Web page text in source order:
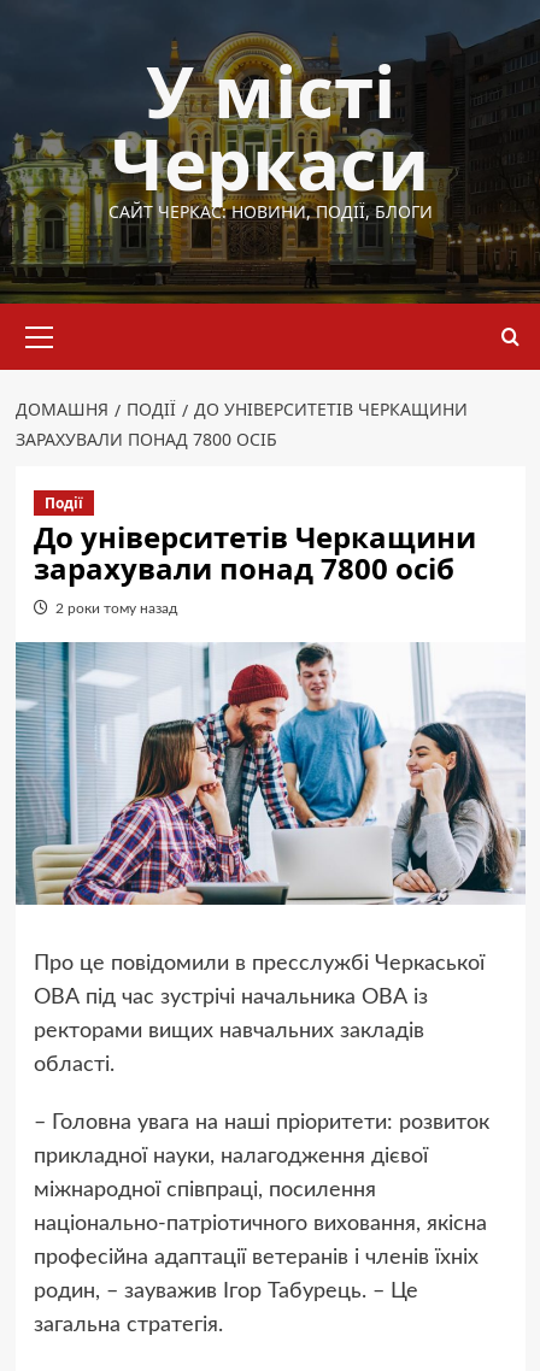
У місті
Черкаси
САЙТ ЧЕРКАС: НОВИНИ, ПОДІЇ, БЛОГИ
меню
ДОМАШНЯ ПОДІЇ
ДО УНІВЕРСИТЕТІВ ЧЕРКАЩИНИ
ЗАРАХУВАЛИ ПОНАД 7800 ОСІБ
Події
До університетів Черкащини
зарахували понад 7800 осіб
2 роки тому назад
Про це повідомили в пресслужбі Черкаської
ОВА під час зустрічі начальника ОВА із
ректорами вищих навчальних закладів
області.
– Головна увага на наші пріоритети: розвиток
прикладної науки, налагодження дієвої
міжнародної співпраці, посилення
національно-патріотичного виховання, якісна
професійна адаптації ветеранів і членів їхніх
родин, – зауважив Ігор Табурець. – Це
загальна стратегія.